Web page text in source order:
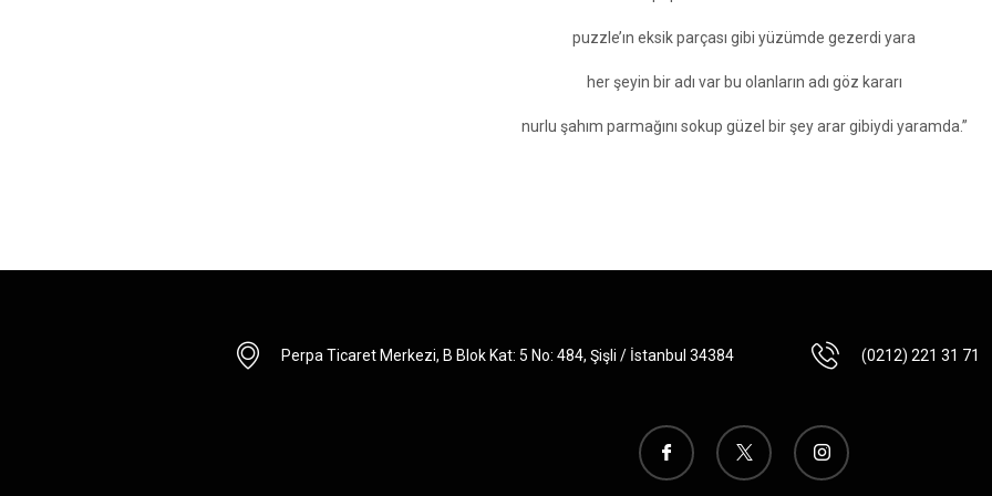
puzzle’ın eksik parçası gibi yüzümde gezerdi yara
her şeyin bir adı var bu olanların adı göz kararı
nurlu şahım parmağını sokup güzel bir şey arar gibiydi yaramda.”
Perpa Ticaret Merkezi, B Blok Kat: 5 No: 484, Şişli / İstanbul 34384 (0212) 221 31 71